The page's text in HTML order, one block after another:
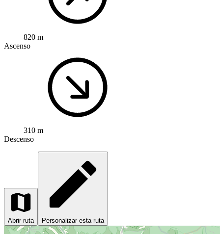
820 m
Ascenso
310 m
Descenso
Abrir ruta Personalizar esta ruta